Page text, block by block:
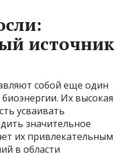
источник
собой еще один
Их высокая
усваивать
значительное
их привлекательным
в области